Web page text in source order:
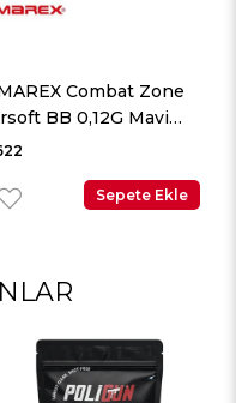
Combat Zone
BB 0,12G Mavi
Adet
Sepete Ekle